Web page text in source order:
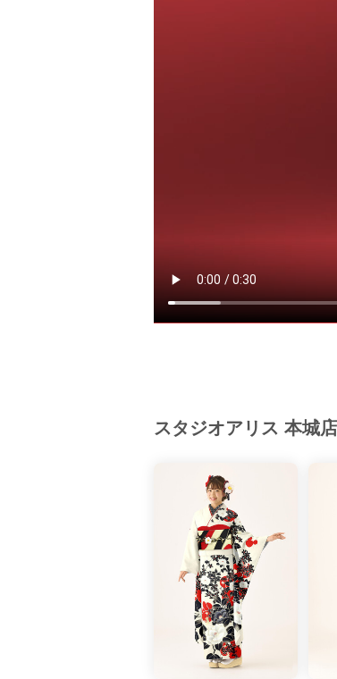
美しさを競う大会で、厳し
専門家の方のお墨付きを得
＊＊＊＊＊＊＊＊＊＊＊＊
スタジオアリスの成人式革
「自分に合う振袖を見つけ
「振袖にトレンド感がある
【調査概要】振袖レンタル
ンドアソシェイツ■調査手
査期間：2025年1月17日～
スタジオアリス 本城